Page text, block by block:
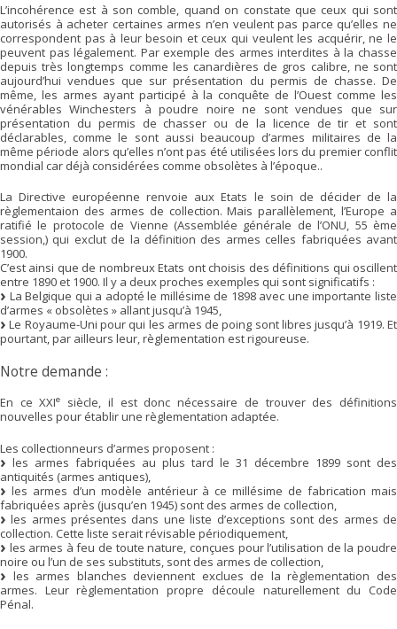
L’incohérence est à son comble, quand on constate que ceux qui sont
autorisés à acheter certaines armes n’en veulent pas parce qu’elles ne
correspondent pas à leur besoin et ceux qui veulent les acquérir, ne le
peuvent pas légalement. Par exemple des armes interdites à la chasse
depuis très longtemps comme les canardières de gros calibre, ne sont
aujourd’hui vendues que sur présentation du permis de chasse. De
même, les armes ayant participé à la conquête de l’Ouest comme les
vénérables Winchesters à poudre noire ne sont vendues que sur
présentation du permis de chasser ou de la licence de tir et sont
déclarables, comme le sont aussi beaucoup d’armes militaires de la
même période alors qu’elles n’ont pas été utilisées lors du premier conflit
mondial car déjà considérées comme obsolètes à l’époque..
La Directive européenne renvoie aux Etats le soin de décider de la
règlementaion des armes de collection. Mais parallèlement, l’Europe a
ratifié le protocole de Vienne (Assemblée générale de l’ONU, 55 ème
session,) qui exclut de la définition des armes celles fabriquées avant
1900.
C’est ainsi que de nombreux Etats ont choisis des définitions qui oscillent
entre 1890 et 1900. Il y a deux proches exemples qui sont significatifs :
La Belgique qui a adopté le millésime de 1898 avec une importante liste
d’armes « obsolètes » allant jusqu’à 1945,
Le Royaume-Uni pour qui les armes de poing sont libres jusqu’à 1919. Et
pourtant, par ailleurs leur, règlementation est rigoureuse.
Notre demande :
En ce XXIe
siècle, il est donc nécessaire de trouver des définitions
nouvelles pour établir une règlementation adaptée.
Les collectionneurs d’armes proposent :
les armes fabriquées au plus tard le 31 décembre 1899 sont des
antiquités (armes antiques),
les armes d’un modèle antérieur à ce millésime de fabrication mais
fabriquées après (jusqu’en 1945) sont des armes de collection,
les armes présentes dans une liste d’exceptions sont des armes de
collection. Cette liste serait révisable périodiquement,
les armes à feu de toute nature, conçues pour l’utilisation de la poudre
noire ou l’un de ses substituts, sont des armes de collection,
les armes blanches deviennent exclues de la règlementation des
armes. Leur règlementation propre découle naturellement du Code
Pénal.